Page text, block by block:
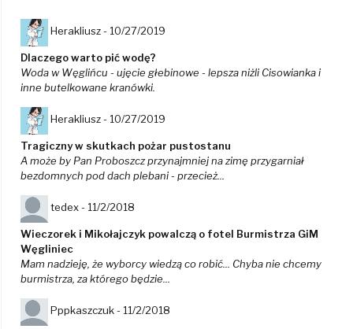
Herakliusz - 10/27/2019
Dlaczego warto pić wodę?
Woda w Węglińcu - ujęcie głebinowe - lepsza niżli Cisowianka i
inne butelkowane kranówki.
Herakliusz - 10/27/2019
Tragiczny w skutkach pożar pustostanu
A może by Pan Proboszcz przynajmniej na zimę przygarniał
bezdomnych pod dach plebani - przecież...
tedex - 11/2/2018
Wieczorek i Mikołajczyk powalczą o fotel Burmistrza GiM
Węgliniec
Mam nadzieję, że wyborcy wiedzą co robić... Chyba nie chcemy
burmistrza, za którego będzie...
Pppkaszczuk - 11/2/2018